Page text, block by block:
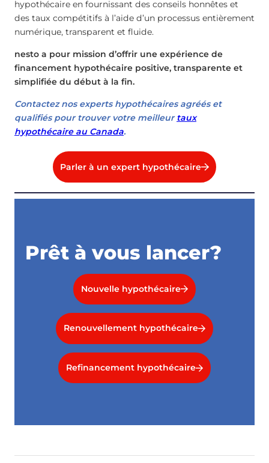
hypothécaire en fournissant des conseils honnêtes et
des taux compétitifs à l’aide d’un processus entièrement
numérique, transparent et fluide.
nesto a pour mission d’offrir une expérience de
financement hypothécaire positive, transparente et
simplifiée du début à la fin.
Contactez nos experts hypothécaires agréés et
qualifiés pour trouver votre meilleurtaux
hypothécaire au Canada.
Parler à un expert hypothécaire
Prêt à vous lancer?
Nouvelle hypothécaire
Renouvellement hypothécaire
Refinancement hypothécaire